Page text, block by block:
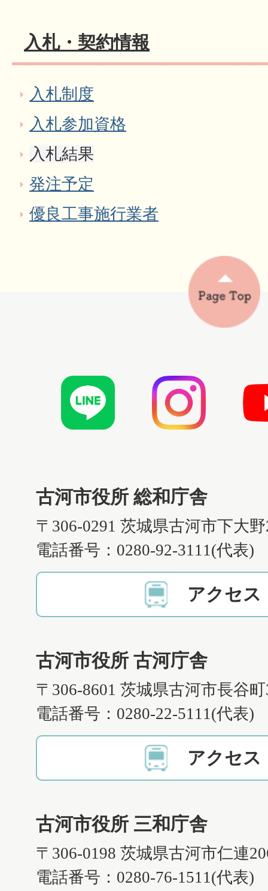
入札・契約情報
入札制度
入札参加資格
入札結果
発注予定
優良工事施行業者
古河市役所 総和庁舎
〒306-0291 茨城県古河市下大
電話番号：0280-92-3111(代表)
アクセス
古河市役所 古河庁舎
〒306-8601 茨城県古河市長谷
電話番号：0280-22-5111(代表)
アクセス
古河市役所 三和庁舎
〒306-0198 茨城県古河市仁連
電話番号：0280-76-1511(代表)